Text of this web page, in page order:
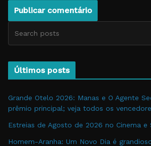
Últimos posts
Grande Otelo 2026: Manas e O Agente
prêmio principal; veja todos os
Estreias de Agosto de 2026 no Cinema e
Homem-Aranha: Um Novo Dia é